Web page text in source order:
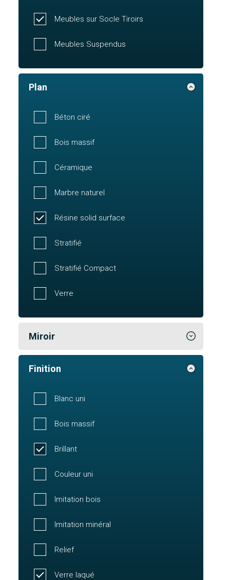
Meubles sur Socle Tiroirs
Meubles Suspendus
Plan
Béton ciré
Bois massif
Céramique
Marbre naturel
Résine solid surface
Stratifié
Stratifié Compact
Verre
Miroir
Finition
Blanc uni
Bois massif
Brillant
Couleur uni
Imitation bois
Imitation minéral
Relief
Verre laqué